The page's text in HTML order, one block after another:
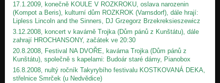
17.1.2009, konečně KOULE V ROZKROKU, oslava narozenin
(Kompot a Beris), kulturní dům ROZKROK (Varnsdorf), dále hrají:
Lipless Lincoln and the Sinners, DJ Grzegorz Brzekreksieszewicz
3.12.2008, koncert v kavárně Trojka (Dům pánů z Kunštátu), dále
zahrají HROCHANSONY, začátek ve 20:30
20.8.2008, Festival NA DVOŘE, kavárna Trojka (Dům pánů z
Kunštátu), společně s kapelami: Budoár staré dámy, Pianobox
16.8.2008, nultý ročník Takyrybího festivalu KOSTKOVANÁ DEKA,
střelnice Smrček (u Nedvědice)